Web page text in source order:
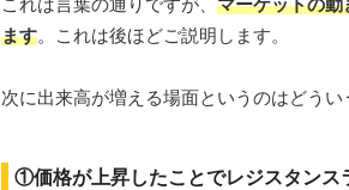
これは言葉の通りですが、マーケットの
ます。これは後ほどご説明します。
次に出来高が増える場面というのはどう
①価格が上昇したことでレジスタンス